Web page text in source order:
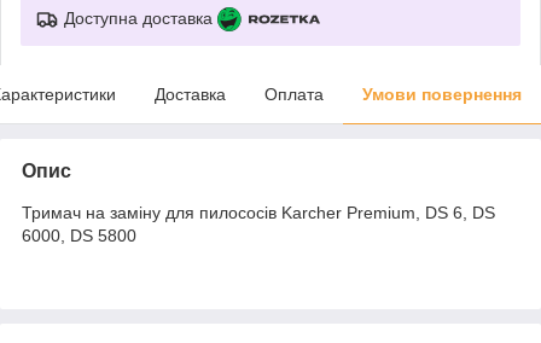
Доступна доставка
Доставка Оплата Умови повернення
Опис
Тримач на заміну для пилососів Karcher Premium, DS 6, DS
6000, DS 5800